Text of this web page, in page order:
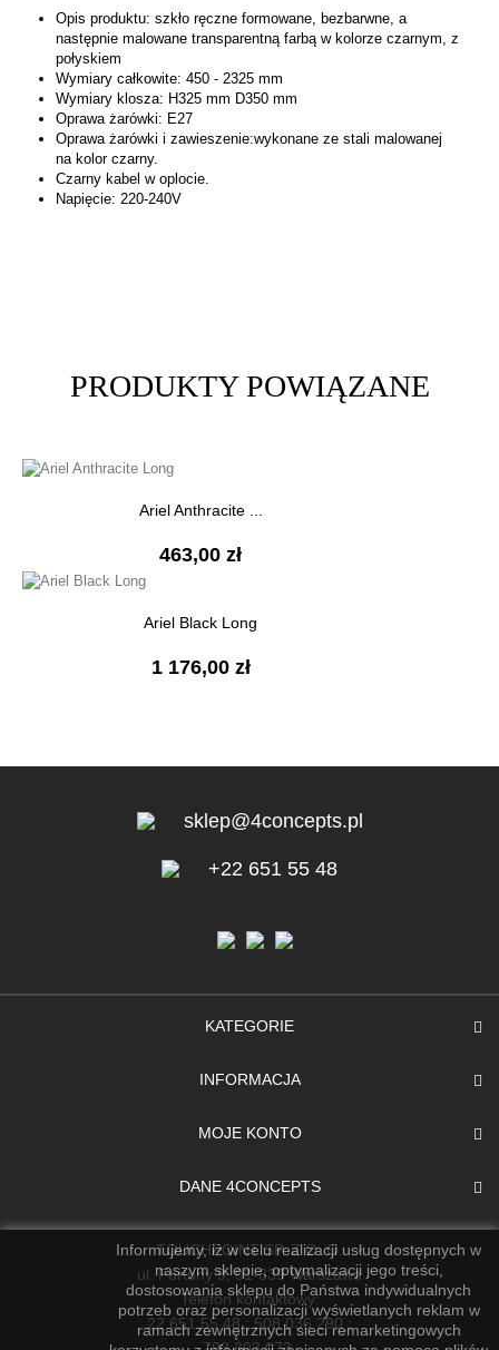
Opis produktu: szkło ręczne formowane, bezbarwne, a
następnie malowane transparentną farbą w kolorze czarnym, z
połyskiem
Wymiary całkowite: 450 - 2325 mm
Wymiary klosza: H325 mm D350 mm
Oprawa żarówki: E27
Oprawa żarówki i zawieszenie:wykonane ze stali malowanej
na kolor czarny.
Czarny kabel w oplocie.
Napięcie: 220-240V
PRODUKTY POWIĄZANE
Ariel Anthracite ...
463,00 zł
Ariel Black Long
1 176,00 zł
sklep@4concepts.pl
+22 651 55 48
KATEGORIE
INFORMACJA
MOJE KONTO
Informujemy, iż w celu realizacji usług dostępnych w
naszym sklepie, optymalizacji jego treści,
dostosowania sklepu do Państwa indywidualnych
potrzeb oraz personalizacji wyświetlanych reklam w
ramach zewnętrznych sieci remarketingowych
DANE 4CONCEPTS
TOUCHPOINT SP. Z O. O.
ul. Fortuny 9, 01-339 Warszawa
Telefon kontaktowy:
22 651 55 48 ; 508 036 290 ;